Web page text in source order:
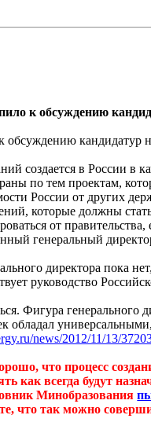
к обсуждению
обсуждению
создается в России в
по тем проектам,
России от других
которые должны
от
генеральный
директора пока
руководство
Фигура
обладал
news/2012/11/13/
что процесс
как всегда будут
Минобразования
что так можно